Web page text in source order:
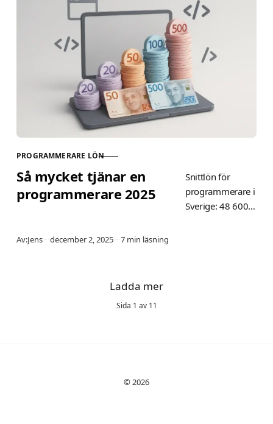
IT-arkitekt,
regionala
skillnader, skatt
och
förhandlingstips
från Sveriges
Arkitekter.
KATEGORI
PROGRAMMERARE LÖN
Så mycket tjänar en
programmerare 2025
Snittlön för
programmerare i
Sverige: 48 600–
Av:Jens Publicerad
december 2, 2025 7 min läsning
Sida 1 av 11
Ladda mer
© 2026